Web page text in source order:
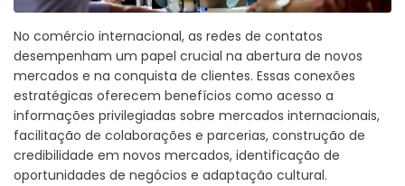
No comércio internacional, as redes de contatos
desempenham um papel crucial na abertura de novos
mercados e na conquista de clientes. Essas conexões
estratégicas oferecem benefícios como acesso a
informações privilegiadas sobre mercados internacionais,
facilitação de colaborações e parcerias, construção de
credibilidade em novos mercados, identificação de
oportunidades de negócios e adaptação cultural.